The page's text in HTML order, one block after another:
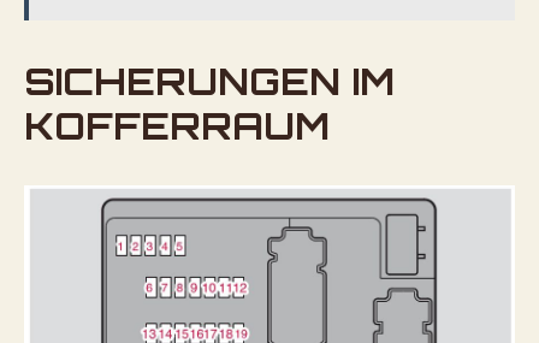
SICHERUNGEN IM
KOFFERRAUM